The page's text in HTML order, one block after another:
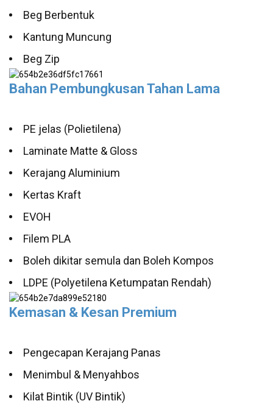
Beg Berbentuk
Kantung Muncung
Beg Zip
Bahan Pembungkusan Tahan Lama
PE jelas (Polietilena)
Laminate Matte & Gloss
Kerajang Aluminium
Kertas Kraft
EVOH
Filem PLA
Boleh dikitar semula dan Boleh Kompos
LDPE (Polyetilena Ketumpatan Rendah)
Kemasan & Kesan Premium
Pengecapan Kerajang Panas
Menimbul & Menyahbos
Kilat Bintik (UV Bintik)